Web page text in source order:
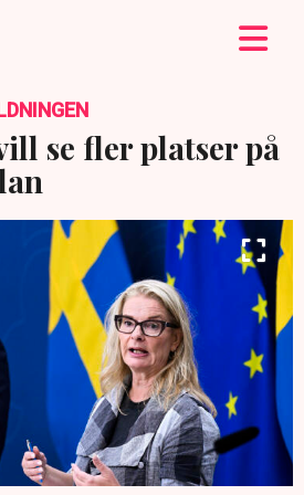
se fler platser på